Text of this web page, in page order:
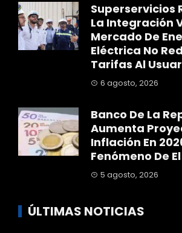
Superservicios
La Integración
Mercado De
Eléctrica No
Tarifas Al
6 agosto, 2026
Banco De La
Aumenta
Inflación En
Fenómeno De
5 agosto, 2026
ÚLTIMAS NOTICIAS